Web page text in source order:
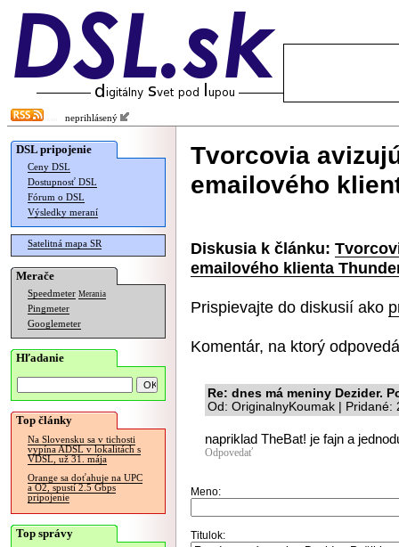
neprihlásený
DSL pripojenie
Ceny DSL
Dostupnosť DSL
Fórum o DSL
Výsledky meraní
Satelitná mapa SR
Merače
Speedmeter Merania
Pingmeter
Googlemeter
Hľadanie
Top články
Na Slovensku sa v tichosti
vypína ADSL v lokalitách s
VDSL, už 31. mája
Orange sa doťahuje na UPC
a O2, spustí 2.5 Gbps
pripojenie
Top správy
Tvorcovia
emailového
Diskusia k článku:
emailového klienta
Prispievajte do diskusií ako
Komentár, na ktorý
Re: dnes má meniny Dezider.
Od: OriginalnyKoumak | Pridané:
napriklad TheBat! je fajn a
Odpovedať
Meno:
Titulok: